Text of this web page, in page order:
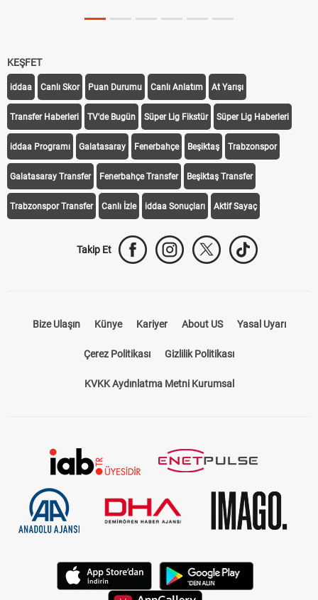
Fındık Fiyatı Açıklandı mı? 2026 TMO
KEŞFET
iddaa Canlı Skor Puan Durumu Canlı Anlatım At Yarışı
Transfer Haberleri TV'de Bugün Süper Lig Fikstür Süper Lig Haberleri
iddaa Programı Galatasaray Fenerbahçe Beşiktaş Trabzonspor
Galatasaray Transfer Fenerbahçe Transfer Beşiktaş Transfer
Trabzonspor Transfer Canlı İzle iddaa Sonuçları Aktif Sayaç